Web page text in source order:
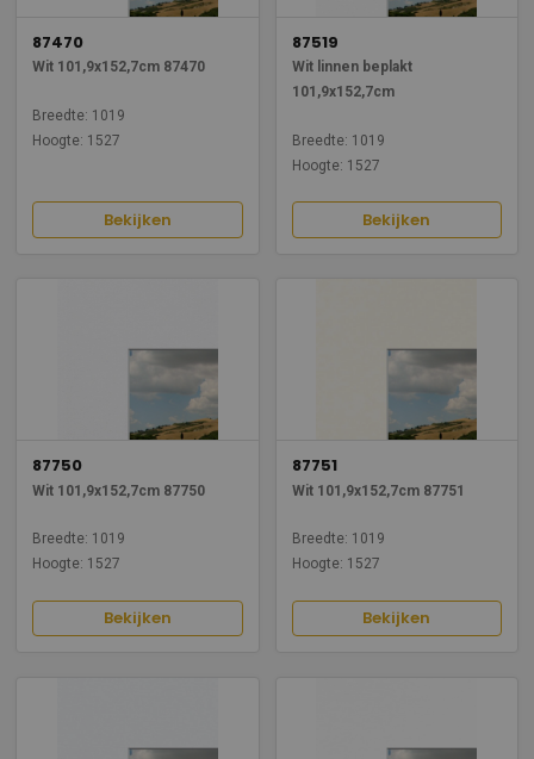
87470
Wit 101,9x152,7cm 87470
Breedte: 1019
Hoogte: 1527
Bekijken
87519
Wit linnen beplakt
101,9x152,7cm
Breedte: 1019
Hoogte: 1527
Bekijken
87750
Wit 101,9x152,7cm 87750
Breedte: 1019
Hoogte: 1527
Bekijken
87751
Wit 101,9x152,7cm 87751
Breedte: 1019
Hoogte: 1527
Bekijken